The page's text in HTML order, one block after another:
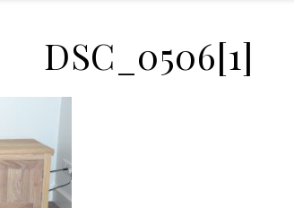
DSC_0506[1]